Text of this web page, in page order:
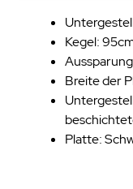
Kegel:
Breite der
Platte: